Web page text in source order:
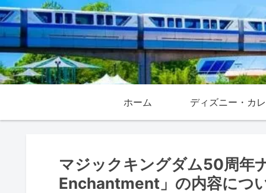
ホーム
マジックキングダム50周年
Enchantment」の内容につ